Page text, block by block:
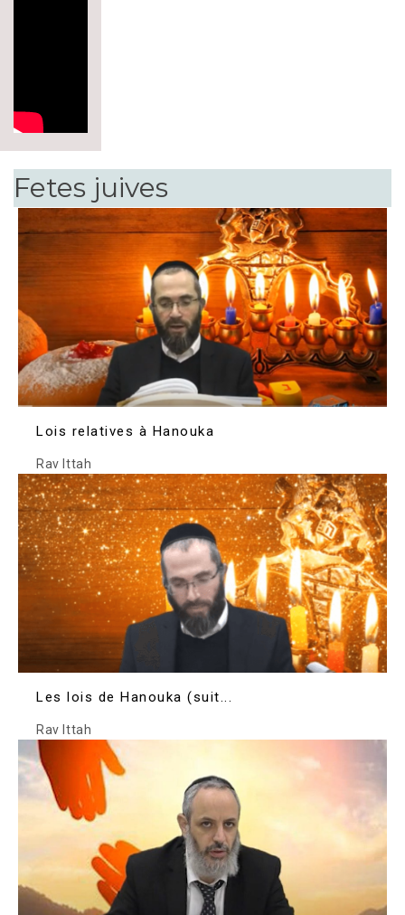
Fetes juives
Lois relatives à Hanouka
Rav Ittah
Les lois de Hanouka (suit...
Rav Ittah